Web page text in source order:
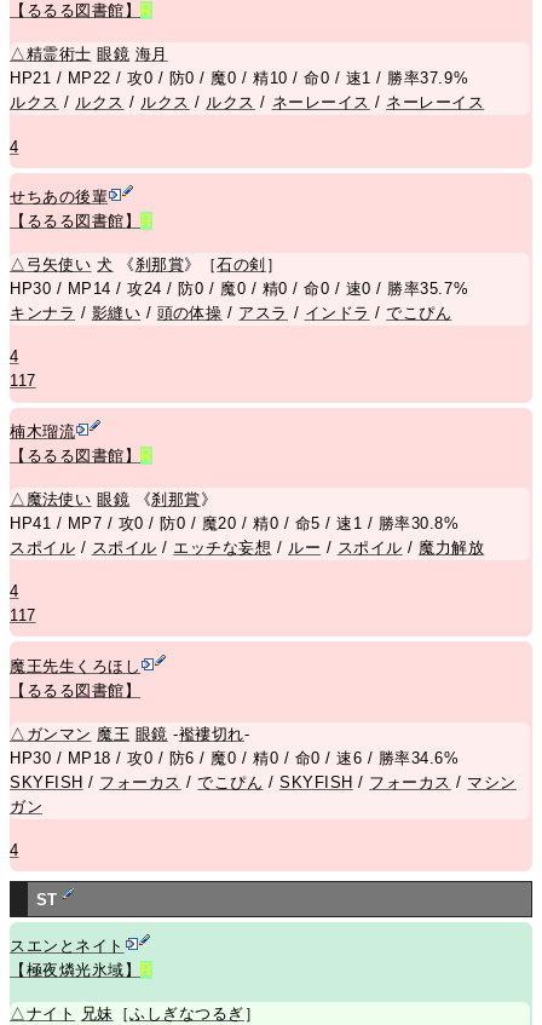
【るるる図書館】
R
△精霊術士 眼鏡 海月
HP21 / MP22 / 攻0 / 防0 / 魔0 / 精10 / 命0 / 速1 / 勝率37.9%
ルクス / ルクス / ルクス / ルクス / ネーレーイス / ネーレーイス
4
せちあの後輩
【るるる図書館】
R
△ 弓矢使い 犬 《刹那賞》［石の剣 ］
HP30 / MP14 / 攻24 / 防0 / 魔0 / 精0 / 命0 / 速0 / 勝率35.7%
キンナラ / 影縫い / 頭の体操 / アスラ / インドラ /でこぴん
4
117
楠木瑠流
【るるる図書館】
R
△ 魔法使い 眼鏡 《刹那賞》
HP41 / MP7 / 攻0 / 防0 / 魔20 / 精0 / 命5 / 速1 / 勝率30.8%
スポイル / スポイル / エッチな妄想 / ルー / スポイル / 魔力解放
4
117
魔王先生くろほし
【るるる図書館】
△ ガンマン 魔王 眼鏡 -襤褸切れ-
HP30 / MP18 / 攻0 / 防6 / 魔0 / 精0 / 命0 / 速6 / 勝率34.6%
SKYFISH / フォーカス /でこぴん /SKYFISH / フォーカス / マシン
ガン
4
ST
スエンとネイト
【極夜燐光氷域】
R
△ナイト 兄妹 ［ふしぎなつるぎ ］